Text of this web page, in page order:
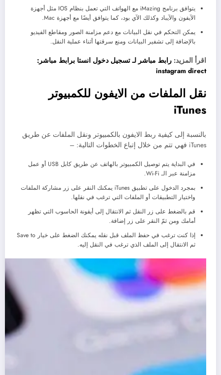
يتوافق برنامج iMazing مع الهواتف التي تعمل بنظام IOS مثل أجهزة
الآيفون والآيباد وكذلك الآي بود، كما يتوافق أيضًا مع أجهزة Mac.
يمكن التحكم في نقل البيانات مع دعم مزامنة الصور ومقاطع الفيديو
بالإضافة إلى تشفير البيانات ومنع سرقتها أثناء عملية النقل.
اقرأ المزيد: رابط مباشر لـ تسجيل دخول انستا برابط مباشر:
instagram direct
نقل الملفات من الايفون للكمبيوتر
iTunes
بالنسبة إلى كيفية ربط الايفون بالكمبيوتر ونقل الملفات عن طريق
iTunes فهي تتم من خلال إتباع الخطوات التالية: –
في البداية يتم توصيل الكمبيوتر بالهاتف عن طريق كابل USB أو عمل
مزامنة عبر الـ Wi-Fi.
بمجرد الدخول على تطبيق iTunes يمكنك النقر على زر مشاركة الملفات
واختيار التطبيقات أو الملفات التي ترغب في نقلها.
قم بالضغط على زر النقل ثم الانتقال إلى أيقونة الحاسوب التي تظهر
أمامك ومن ثمّ النقر على زر إضافة.
إذا كنت ترغب في حفظ الملف قبل نقله يمكنك الضغط على خيار Save to
ثم الانتقال إلى الملف الذي ترغب في النقل إليه.